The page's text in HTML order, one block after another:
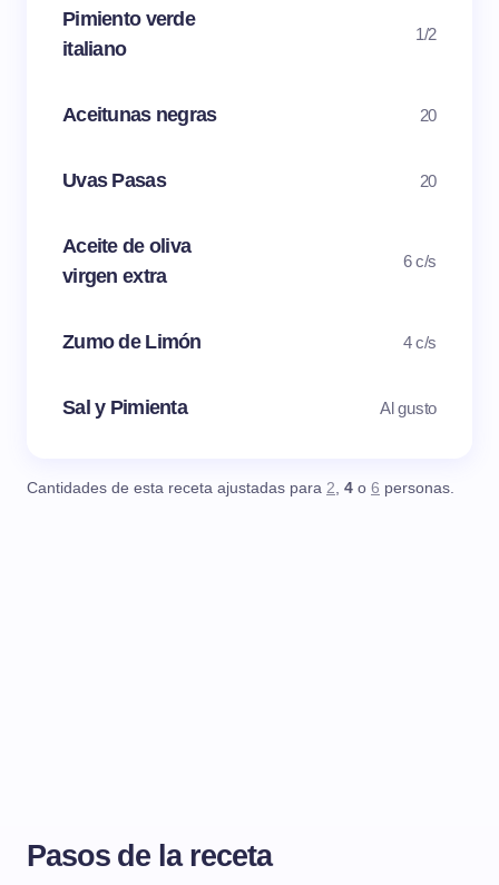
Pimiento verde
italiano
1/2
Aceitunas negras 20
Uvas Pasas 20
Aceite de oliva
virgen extra
6 c/s
Zumo de Limón 4 c/s
Sal y Pimienta Al gusto
Cantidades de esta receta ajustadas para 2, 4 o 6 personas.
Pasos de la receta